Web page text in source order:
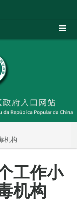
机构
工作小
机构